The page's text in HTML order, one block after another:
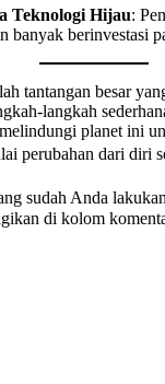
Teknologi Hijau:
banyak berinvestasi
tantangan besar
langkah
planet ini
perubahan dari diri
sudah Anda
di kolom